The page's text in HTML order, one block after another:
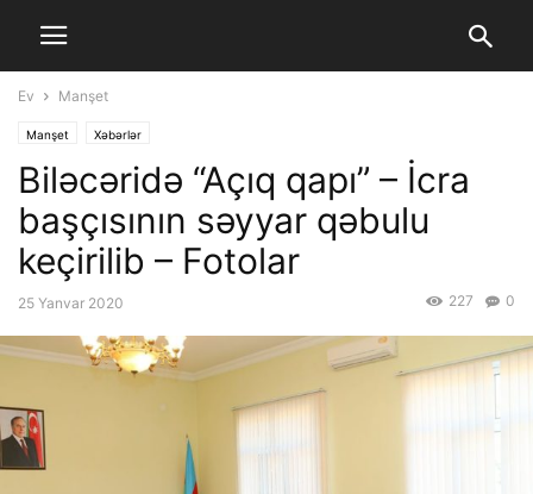
Ev Manşet
Manşet Xəbərlər
Biləcəridə “Açıq qapı” – İcra
başçısının səyyar qəbulu
keçirilib – Fotolar
25 Yanvar 2020 0
227